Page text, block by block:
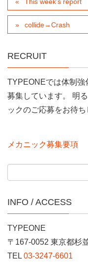
This week’s report
collide→Crash
RECRUIT
TYPEONEでは体制強
募集しています。 明
ックのご応募をお待ち
メカニック募集要項
INFO / ACCESS
TYPEONE
〒167-0052 東京都杉
TEL 03-3247-6601